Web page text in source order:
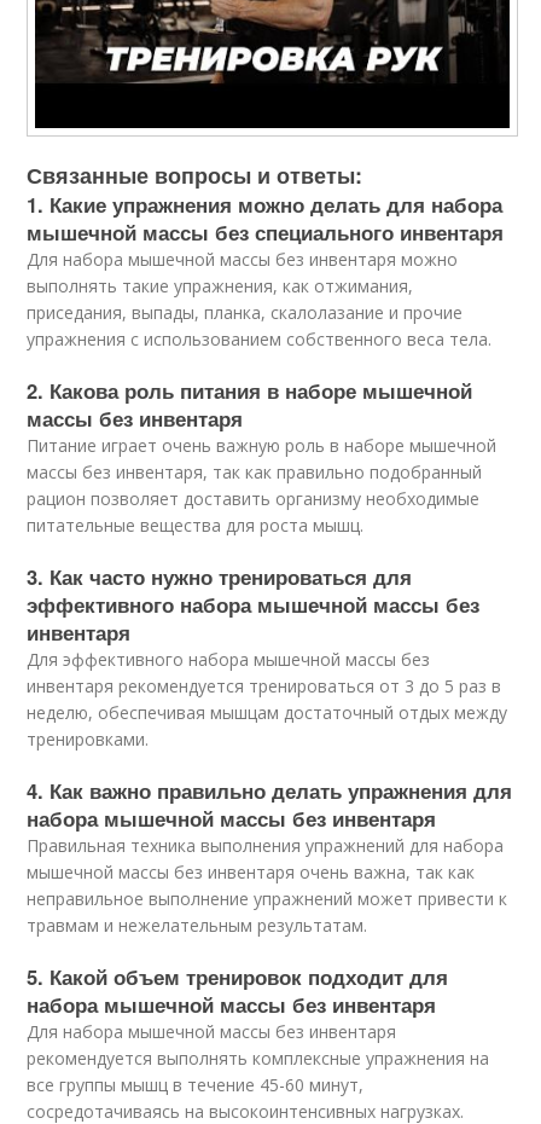
Связанные вопросы и ответы:
1. Какие упражнения можно делать для набора
мышечной массы без специального инвентаря
Для набора мышечной массы без инвентаря можно
выполнять такие упражнения, как отжимания,
приседания, выпады, планка, скалолазание и прочие
упражнения с использованием собственного веса тела.
2. Какова роль питания в наборе мышечной
массы без инвентаря
Питание играет очень важную роль в наборе мышечной
массы без инвентаря, так как правильно подобранный
рацион позволяет доставить организму необходимые
питательные вещества для роста мышц.
3. Как часто нужно тренироваться для
эффективного набора мышечной массы без
инвентаря
Для эффективного набора мышечной массы без
инвентаря рекомендуется тренироваться от 3 до 5 раз в
неделю, обеспечивая мышцам достаточный отдых между
тренировками.
4. Как важно правильно делать упражнения для
набора мышечной массы без инвентаря
Правильная техника выполнения упражнений для набора
мышечной массы без инвентаря очень важна, так как
неправильное выполнение упражнений может привести к
травмам и нежелательным результатам.
5. Какой объем тренировок подходит для
набора мышечной массы без инвентаря
Для набора мышечной массы без инвентаря
рекомендуется выполнять комплексные упражнения на
все группы мышц в течение 45-60 минут,
сосредотачиваясь на высокоинтенсивных нагрузках.